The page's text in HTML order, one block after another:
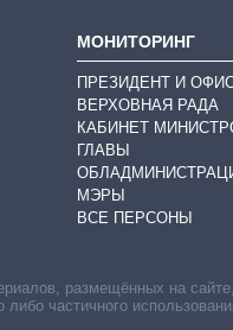
МОНИТОРИНГ
ПРЕЗИДЕНТ И
ВЕРХОВНАЯ РАДА
КАБИНЕТ
ГЛАВЫ
МЭРЫ
ВСЕ ПЕРСОНЫ
размещённых на
либо частичного